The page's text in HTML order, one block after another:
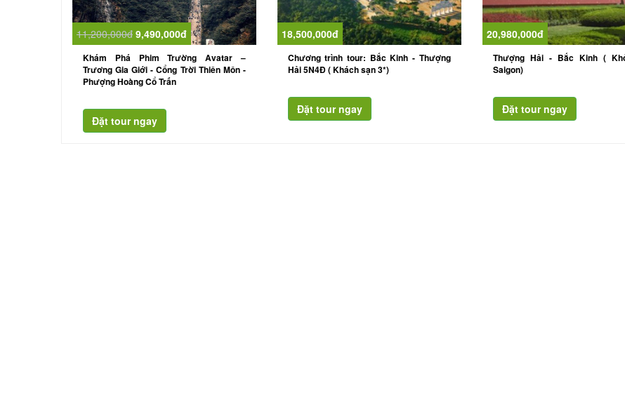
11,200,000đ 9,490,000đ
Khám Phá Phim Trường Avatar –
Trương Gia Giới - Cổng Trời Thiên Môn -
Phượng Hoàng Cổ Trấn
18,500,000đ
Chương trình tour: Bắc Kinh - Thượng
Hải 5N4Đ ( Khách sạn 3*)
20,980,000đ
Thượng Hải - Bắc Kinh (
Saigon)